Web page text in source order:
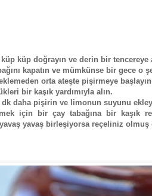
küp doğrayın ve derin bir tencereye
kapatın ve mümkünse bir gece o
orta ateşte pişirmeye başlayın
bir kaşık yardımıyla alın.
dk daha pişirin ve limonun suyunu
için bir çay tabağına bir kaşık
yavaş birleşiyorsa reçeliniz olmuş